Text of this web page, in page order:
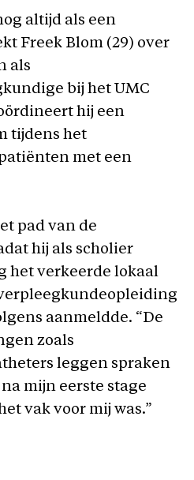
altijd als een
Freek Blom (29) over
als
bij het UMC
hij een
tijdens het
met een
pad van de
hij als scholier
het verkeerde lokaal
aanmeldde. “De
zoals
leggen spraken
mijn eerste stage
vak voor mij was.”